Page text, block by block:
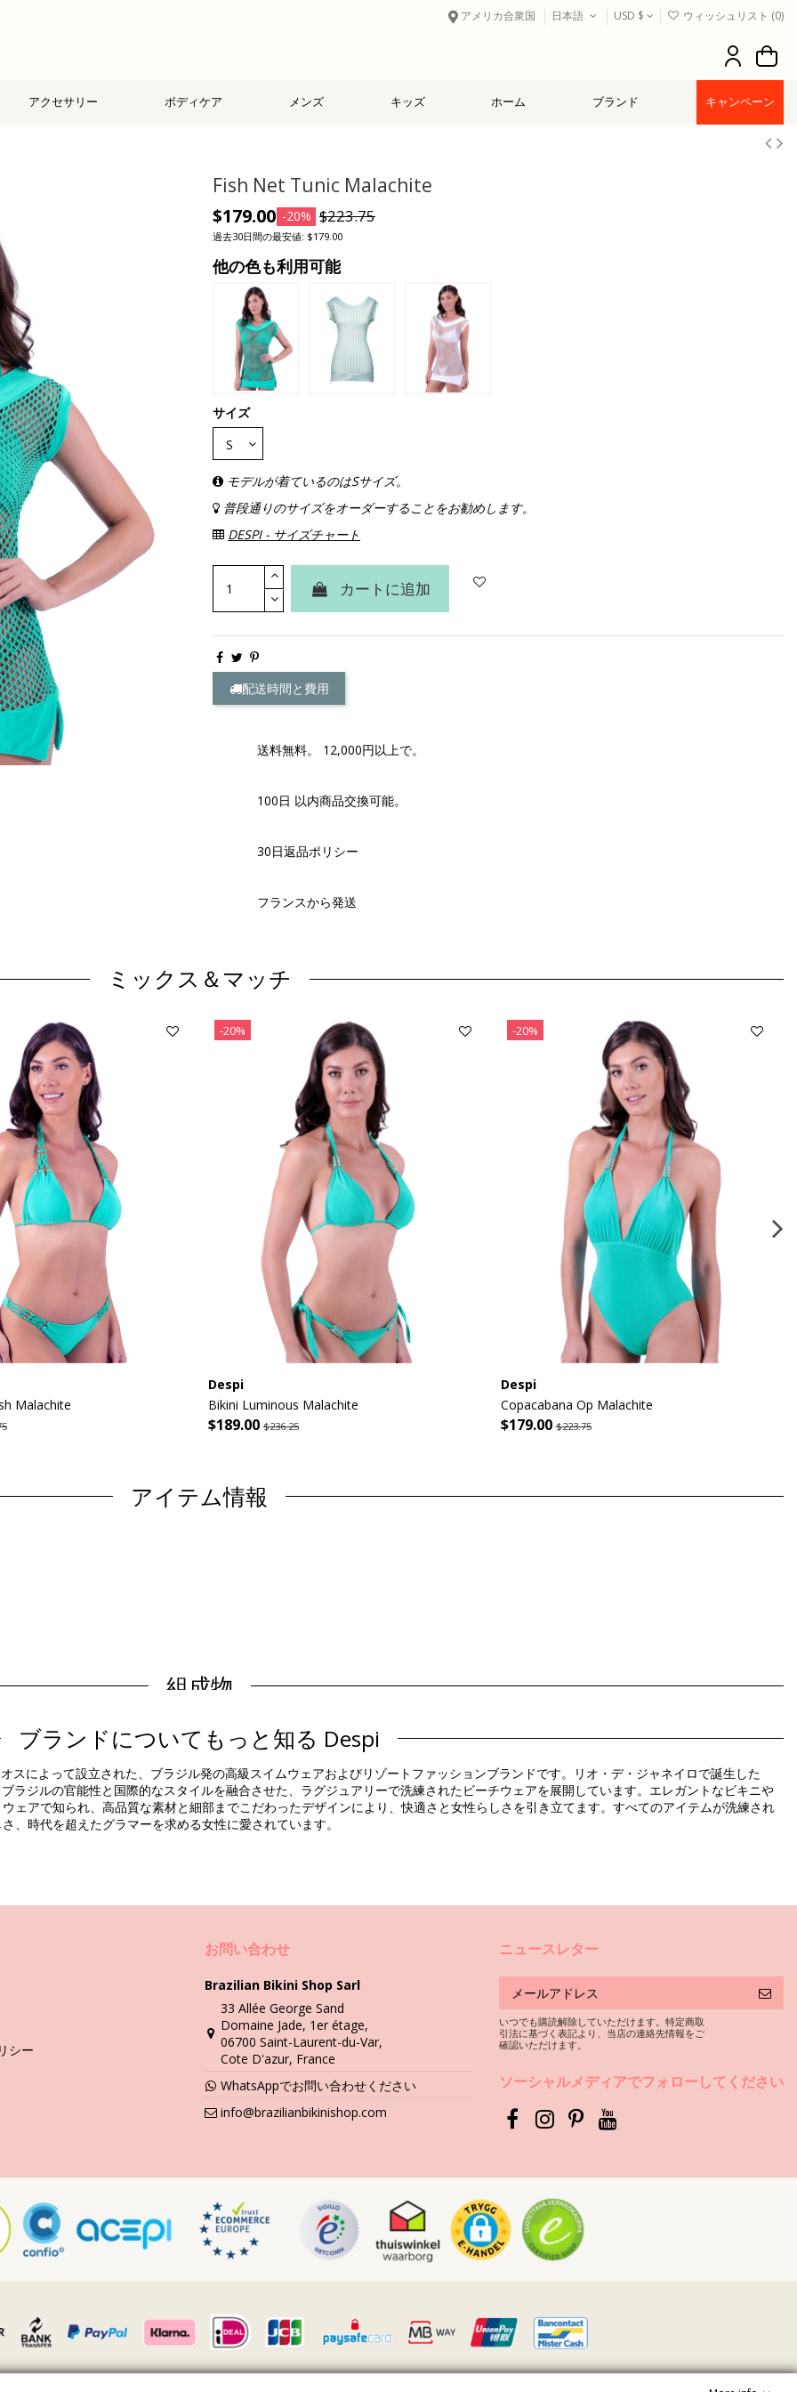
アメリカ合衆国 日本語 USD $ ウィッシュリスト (0)
アクセサリー ボディケア メンズ キッズ ホーム ブランド キャンペーン
Fish Net Tunic Malachite
$179.00 -20% $223.75
過去30日間の最安値: $179.00
他の色も利用可能
サイズ
モデルが着ているのはSサイズ。
普段通りのサイズをオーダーすることをお勧めします。
DESPI - サイズチャート
カートに追加
配送時間と費用
送料無料。 12,000円以上で。
100日 以内商品交換可能。
30日返品ポリシー
フランスから発送
ミックス＆マッチ
Malachite
-20%
Despi
Bikini Luminous Malachite
$189.00 $236.25
-20%
Despi
Copacabana Op Malachite
$179.00$223.75
アイテム情報
組成物
商品情報
。 )
ブランドについてもっと知る Despi
スによって設立された、ブラジル発の高級スイムウェアおよびリゾートファッションブランドです。リオ・デ・ジャネイロで誕生した
ラジルの官能性と国際的なスタイルを融合させた、ラグジュアリーで洗練されたビーチウェアを展開しています。エレガントなビキニや
ェアで知られ、高品質な素材と細部までこだわったデザインにより、快適さと女性らしさを引き立てます。すべてのアイテムが洗練され
、時代を超えたグラマーを求める女性に愛されています。
シー
お問い合わせ
Brazilian Bikini Shop Sarl
33 Allée George Sand
Domaine Jade, 1er étage,
06700 Saint-Laurent-du-Var,
Cote D'azur, France
WhatsAppでお問い合わせください
info@brazilianbikinishop.com
ニュースレター
いつでも購読解除していただけます。特定商取
引法に基づく表記より、当店の連絡先情報をご
確認いただけます。
ソーシャルメディアでフォローしてください